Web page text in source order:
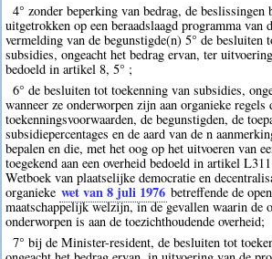
4° zonder beperking van bedrag, de beslissingen
uitgetrokken op een beraadslaagd programma van
vermelding van de begunstigde(n) 5° de besluiten
subsidies, ongeacht het bedrag ervan, ter
bedoeld in artikel 8, 5° ;
6° de besluiten tot toekenning van subsidies,
wanneer ze onderworpen zijn aan organieke regels
toekenningsvoorwaarden, de begunstigden, de
subsidiepercentages en de aard van de n
bepalen en die, met het oog op het uitvoeren van
toegekend aan een overheid bedoeld in artikel
Wetboek van plaatselijke democratie en
organieke wet van 8 juli 1976 betreffende de
maatschappelijk welzijn, in de gevallen waarin de
onderworpen is aan de toezichthoudende overheid;
7° bij de Minister-resident, de besluiten tot